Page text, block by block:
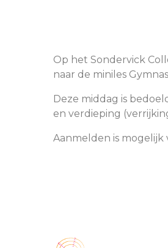
Op het Sondervick
naar de miniles
Deze middag is
en verdieping
Aanmelden is mogelijk